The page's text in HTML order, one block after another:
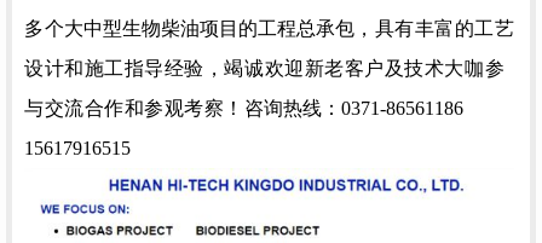
多个大中型生物柴油项目的工程总承包 ，具有丰富的工艺
设计和施工指导经验，竭诚欢迎新老客户及技术大咖参
与交流合作和参观考察！ 咨询热线：0371-86561186
15617916515